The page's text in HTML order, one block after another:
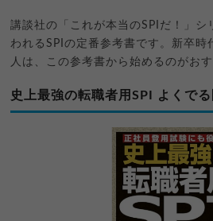
講談社の「これが本当のSPIだ！」シ
われるSPIの定番参考書です。新卒時
人は、この参考書から始めるのがおす
史上最強の転職者用SPI よくで